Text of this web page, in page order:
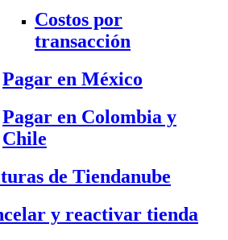
Costos por
transacción
Pagar en México
Pagar en Colombia y
Chile
de Tiendanube
y reactivar tienda